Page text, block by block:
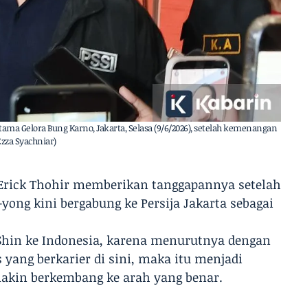
Gelora Bung Karno, Jakarta, Selasa (9/6/2026), setelah kemenangan
Syachniar)
Thohir memberikan tanggapannya setelah
kini bergabung ke Persija Jakarta sebagai
ke Indonesia, karena menurutnya dengan
berkarier di sini, maka itu menjadi
berkembang ke arah yang benar.